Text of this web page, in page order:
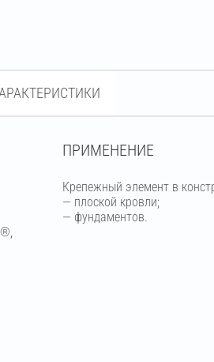
ПРИМЕНЕНИЕ
Крепежный элемент в
— плоской кровли;
— фундаментов.